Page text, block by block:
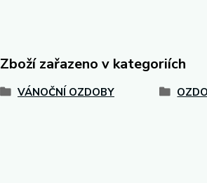
Zboží zařazeno v kategoriích
VÁNOČNÍ OZDOBY